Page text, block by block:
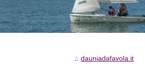
dauniadafavola.it